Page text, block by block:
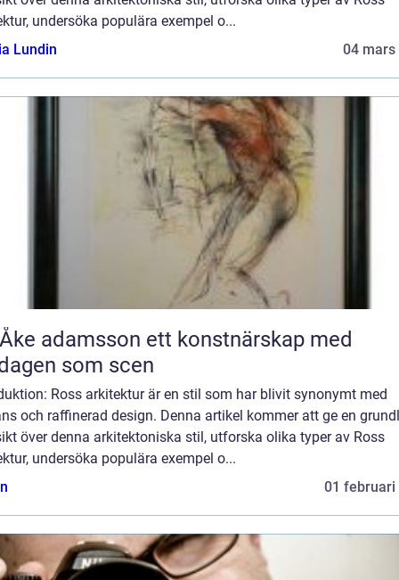
undersöka populära exempel o...
Lundin
04 mars
ett konstnärskap med
som scen
Ross arkitektur är en stil som har blivit synonymt med
och raffinerad design. Denna artikel kommer att ge en
över denna arkitektoniska stil, utforska olika typer av Ross
undersöka populära exempel o...
01 februari